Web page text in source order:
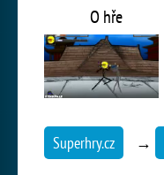
O hře
Superhry.cz →